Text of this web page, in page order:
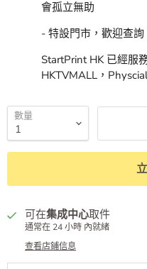
會孤立無助
- 特設門市，歡迎查
StartPrint HK 已經服
HKTVMALL，
數量
可在集成中心取件
通常在 24 小時 內就緒
查看店鋪信息